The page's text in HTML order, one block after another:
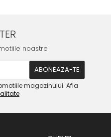
noastre
magazinului. Afla